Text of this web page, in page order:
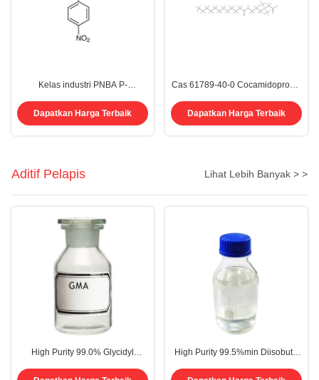
Kelas industri PNBA P-
nitrobenzoic Acid
Dapatkan Harga Terbaik
Cas 61789-40-0 Cocamidopropyl
Permukaan
Dapatkan Harga Terbaik
Aditif Pelapis Lihat Lebih Banyak > >
High Purity 99.0% Glycidyl
Liquid for Dyestuff Intermediates
High Purity 99.5%min Diisobutyl
84-69-5 EINECS 201-553-2 for